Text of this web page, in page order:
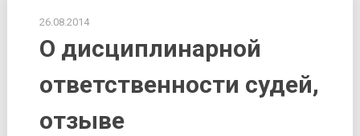
26.08.2014
О дисциплинарной
ответственности судей,
отзыве